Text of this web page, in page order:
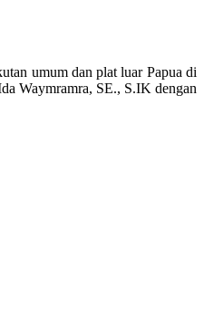
umum dan plat luar Papua di
Waymramra, SE., S.IK dengan